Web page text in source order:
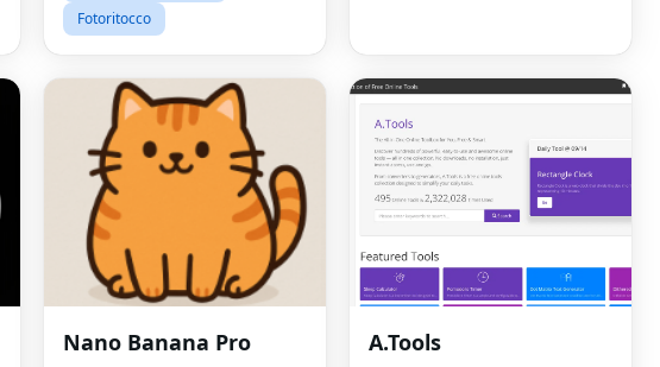
Fotoritocco
Nano Banana Pro A.Tools